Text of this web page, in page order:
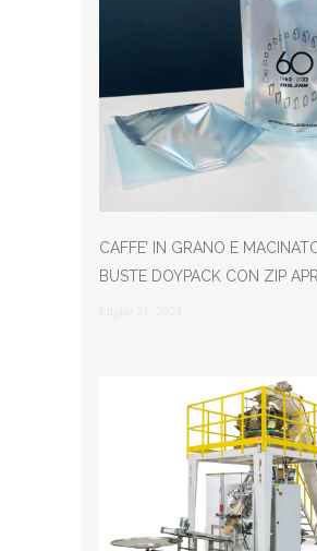
CAFFE’ IN GRANO E
BUSTE DOYPACK CON ZIP